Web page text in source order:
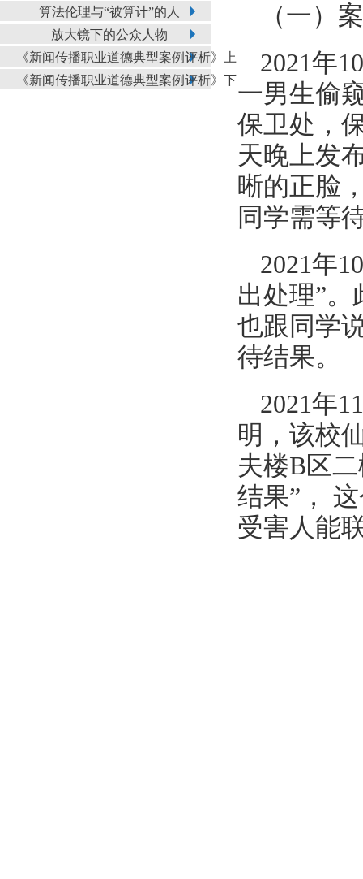
算法伦理与“被算计”的人
放大镜下的公众人物
《新闻传播职业道德典型案例评析》上
《新闻传播职业道德典型案例评析》下
（一）
2021年
一男生偷
保卫处，
天晚上发
晰的正脸
同学需等
2021年
出处理”
也跟同学
待结果。
2021年
明，该校
夫楼B区
结果”，
受害人能